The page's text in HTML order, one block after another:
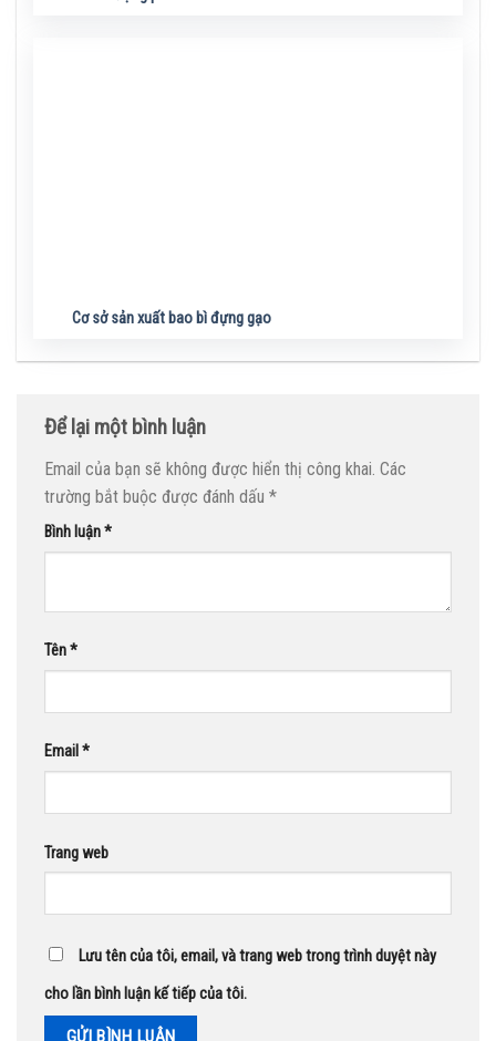
Cơ sở sản xuất bao bì đựng gạo
Để lại một bình luận
Email của bạn sẽ không được hiển thị công khai. Các
trường bắt buộc được đánh dấu *
Bình luận*
Tên*
Email *
Trang web
Lưu tên của tôi, email, và trang web trong trình duyệt này
cho lần bình luận kế tiếp của tôi.